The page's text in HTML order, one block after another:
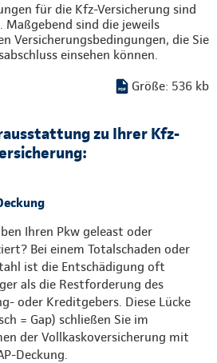
für die Kfz-Versicherung sind
Maßgebend sind die jeweils
Versicherungsbedingungen, die Sie
einsehen können.
Größe: 536 kb
zu Ihrer Kfz-
Ihren Pkw geleast oder
Bei einem Totalschaden oder
ist die Entschädigung oft
als die Restforderung des
oder Kreditgebers. Diese Lücke
= Gap) schließen Sie im
der Vollkaskoversicherung mit
Deckung.